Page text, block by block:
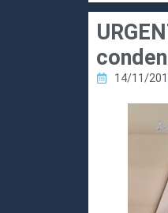
14/11/